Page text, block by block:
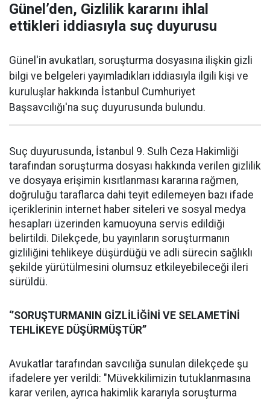
Günel’den, Gizlilik kararını ihlal
ettikleri iddiasıyla suç duyurusu
Günel'in avukatları, soruşturma dosyasına ilişkin gizli
bilgi ve belgeleri yayımladıkları iddiasıyla ilgili kişi ve
kuruluşlar hakkında İstanbul Cumhuriyet
Başsavcılığı'na suç duyurusunda bulundu.
Suç duyurusunda, İstanbul 9. Sulh Ceza Hakimliği
tarafından soruşturma dosyası hakkında verilen gizlilik
ve dosyaya erişimin kısıtlanması kararına rağmen,
doğruluğu taraflarca dahi teyit edilemeyen bazı ifade
içeriklerinin internet haber siteleri ve sosyal medya
hesapları üzerinden kamuoyuna servis edildiği
belirtildi. Dilekçede, bu yayınların soruşturmanın
gizliliğini tehlikeye düşürdüğü ve adli sürecin sağlıklı
şekilde yürütülmesini olumsuz etkileyebileceği ileri
sürüldü.
‘’SORUŞTURMANIN GİZLİLİĞİNİ VE SELAMETİNİ
TEHLİKEYE DÜŞÜRMÜŞTÜR’’
Avukatlar tarafından savcılığa sunulan dilekçede şu
ifadelere yer verildi: "Müvekkilimizin tutuklanmasına
karar verilen, ayrıca hakimlik kararıyla soruşturma